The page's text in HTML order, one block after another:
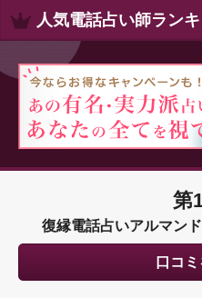
人気電話占い師ラン
第
復縁電話占いアルマン
口コ